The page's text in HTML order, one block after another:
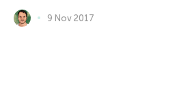
9 Nov 2017